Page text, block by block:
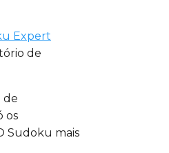
Expert
de
de
os
Sudoku mais